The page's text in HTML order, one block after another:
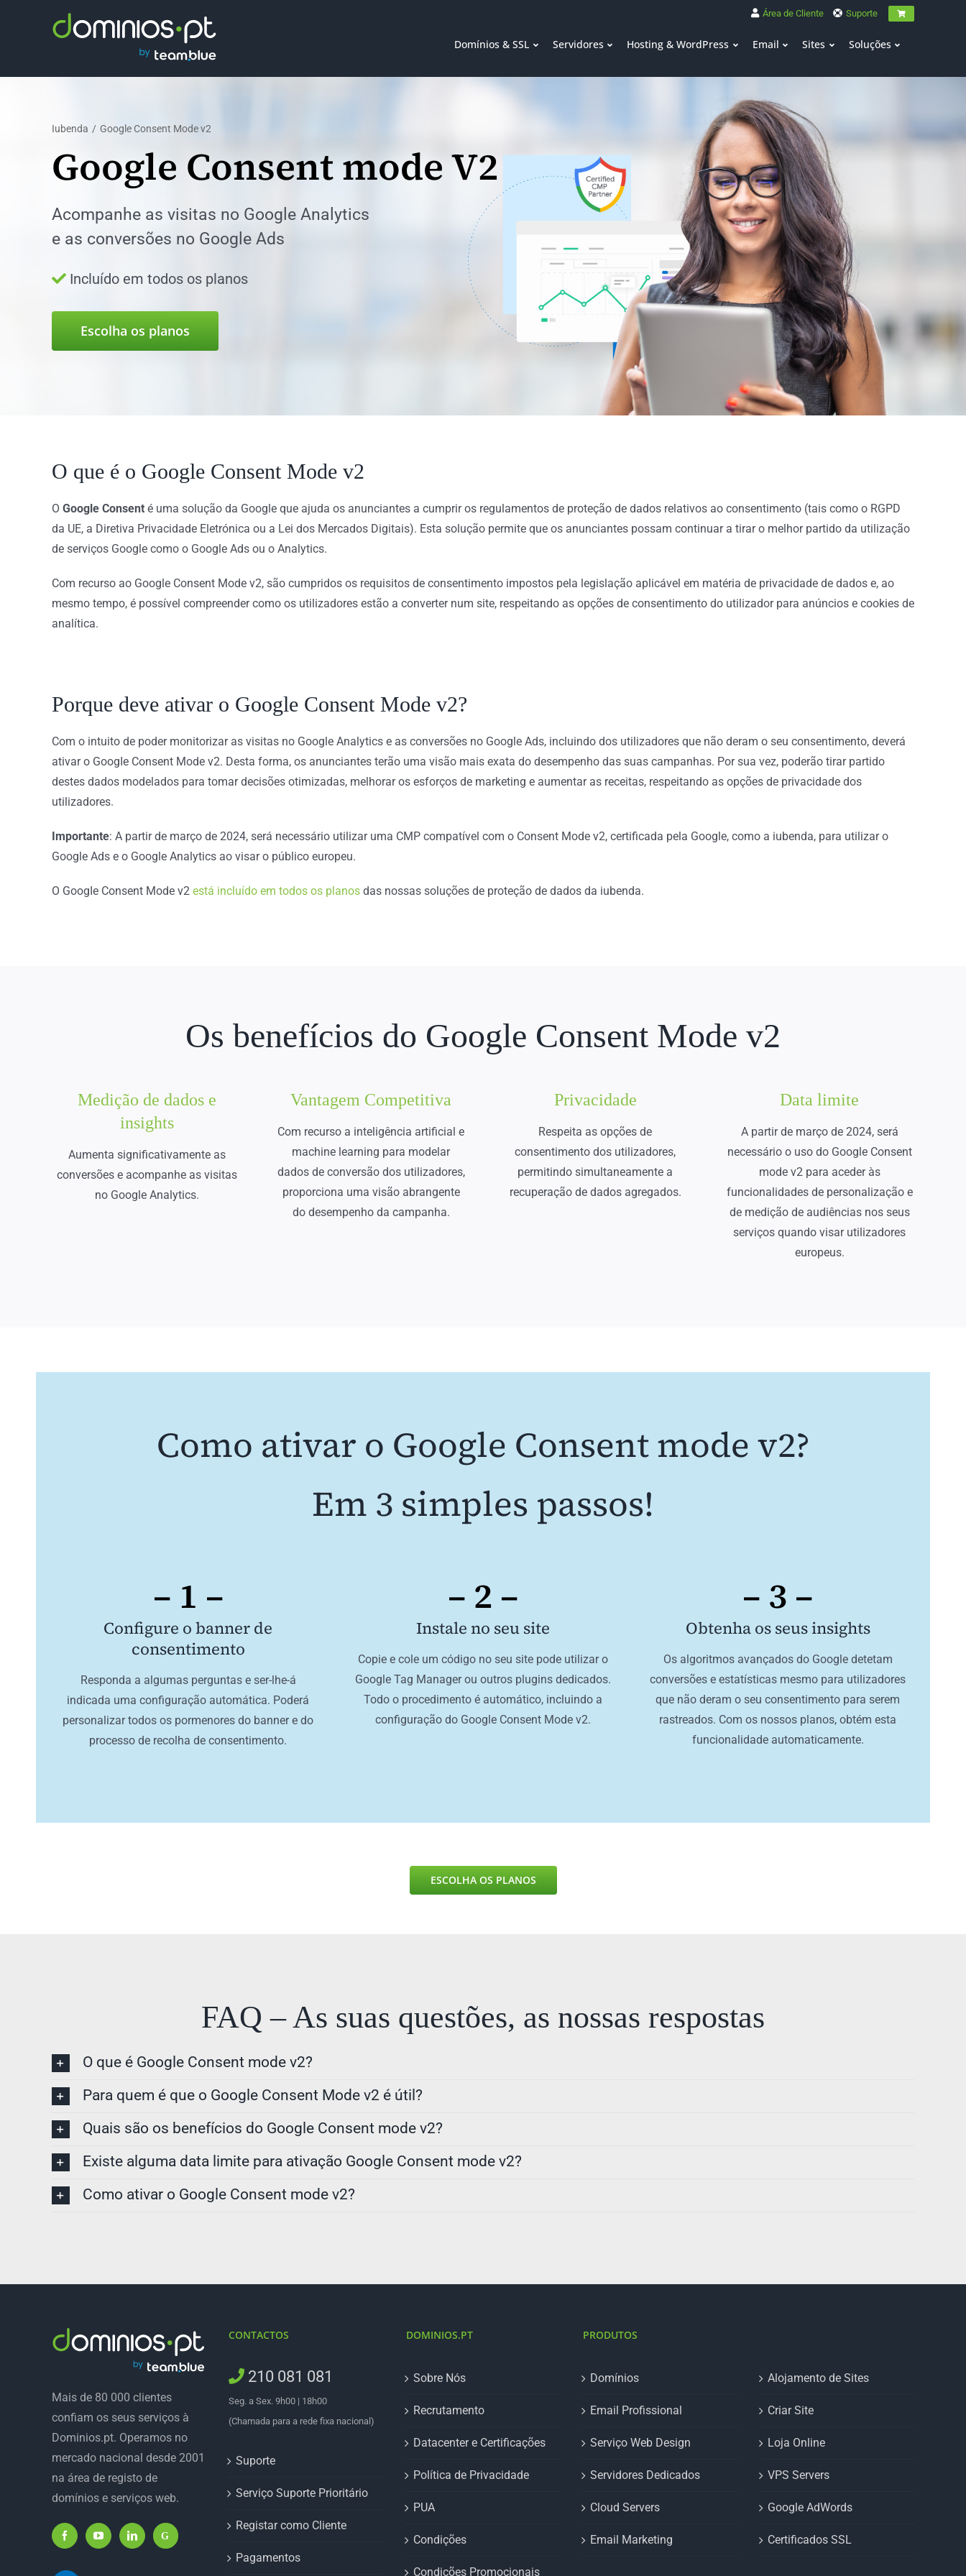
Área de Cliente Suporte
Domínios & SSL Servidores Hosting & WordPress Email Sites Soluções
Iubenda Google Consent Mode v2
Google Consent mode V2
Acompanhe as visitas no Google Analytics
e as conversões no Google Ads
Incluído em todos os planos
Escolha os planos
O que é o Google Consent Mode v2
O Google Consenté uma solução da Google que ajuda os anunciantes a cumprir os regulamentos de proteção de dados relativos ao consentimento (tais como o RGPD
da UE, a Diretiva Privacidade Eletrónica ou a Lei dos Mercados Digitais). Esta solução permite que os anunciantes possam continuar a tirar o melhor partido da utilização
de serviços Google como o Google Ads ou o Analytics.
Com recurso ao Google Consent Mode v2, são cumpridos os requisitos de consentimento impostos pela legislação aplicável em matéria de privacidade de dados e, ao
mesmo tempo, é possível compreender como os utilizadores estão a converter num site, respeitando as opções de consentimento do utilizador para anúncios e cookies de
analítica.
Porque deve ativar o Google Consent Mode v2?
Com o intuito de poder monitorizar as visitas no Google Analytics e as conversões no Google Ads, incluindo dos utilizadores que não deram o seu consentimento, deverá
ativar o GoogIe Consent Mode v2. Desta forma, os anunciantes terão uma visão mais exata do desempenho das suas campanhas. Por sua vez, poderão tirar partido
destes dados modelados para tomar decisões otimizadas, melhorar os esforços de marketing e aumentar as receitas, respeitando as opções de privacidade dos
utilizadores.
Importante: A partir de março de 2024, será necessário utilizar uma CMP compatível com o Consent Mode v2, certificada pela Google, como a iubenda, para utilizar o
Google Ads e o Google Analytics ao visar o público europeu.
O GoogIe Consent Mode v2está incluído em todos os planosdas nossas soluções de proteção de dados da iubenda.
Os benefícios do Google Consent Mode v2
Medição de dados e
insights
Aumenta significativamente as
conversões e acompanhe as visitas
no Google Analytics.
Vantagem Competitiva
Com recurso a inteligência artificial e
machine learning para modelar
dados de conversão dos utilizadores,
proporciona uma visão abrangente
do desempenho da campanha.
Privacidade
Respeita as opções de
consentimento dos utilizadores,
permitindo simultaneamente a
recuperação de dados agregados.
Data limite
A partir de março de 2024, será
necessário o uso do Google Consent
mode v2 para aceder às
funcionalidades de personalização e
de medição de audiências nos seus
serviços quando visar utilizadores
europeus.
Como ativar o Google Consent mode v2?
Em 3 simples passos!
– 1 –
Configure o banner de
consentimento
Responda a algumas perguntas e ser-lhe-á
indicada uma configuração automática. Poderá
personalizar todos os pormenores do banner e do
processo de recolha de consentimento.
– 2 –
Instale no seu site
Copie e cole um código no seu site pode utilizar o
Google Tag Manager ou outros plugins dedicados.
Todo o procedimento é automático, incluindo a
configuração do Google Consent Mode v2.
– 3 –
Obtenha os seus insights
Os algoritmos avançados do Google detetam
conversões e estatísticas mesmo para utilizadores
que não deram o seu consentimento para serem
rastreados. Com os nossos planos, obtém esta
funcionalidade automaticamente.
ESCOLHA OS PLANOS
FAQ – As suas questões, as nossas respostas
O que é Google Consent mode v2?
Para quem é que o Google Consent Mode v2 é útil?
Quais são os benefícios do Google Consent mode v2?
Existe alguma data limite para ativação Google Consent mode v2?
Como ativar o Google Consent mode v2?
Mais de 80 000 clientes
confiam os seus serviços à
Dominios.pt. Operamos no
mercado nacional desde 2001
na área de registo de
domínios e serviços web.
CONTACTOS
210 081 081
Seg. a Sex. 9h00 | 18h00
(Chamada para a rede fixa nacional)
Suporte
Serviço Suporte Prioritário
Registar como Cliente
Pagamentos
DOMINIOS.PT
Sobre Nós
Recrutamento
Datacenter e Certificações
Política de Privacidade
PUA
Condições
Condições Promocionais
PRODUTOS
Domínios
Email Profissional
Serviço Web Design
Servidores Dedicados
Cloud Servers
Email Marketing
Alojamento de Sites
Criar Site
Loja Online
VPS Servers
Google AdWords
Certificados SSL